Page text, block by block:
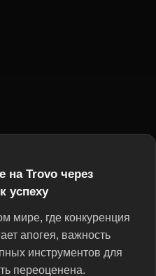
на Trovo через
успеху
мире, где конкуренция
апогея, важность
инструментов для
переоценена.